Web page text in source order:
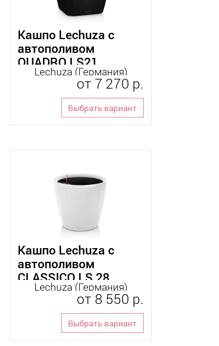
Кашпо Lechuza с
автополивом
QUADRO LS21
Lechuza (Германия)
от 7 270 р.
Выбрать вариант
Кашпо Lechuza с
автополивом
CLASSICO LS 28
Lechuza (Германия)
от 8 550 р.
Выбрать вариант